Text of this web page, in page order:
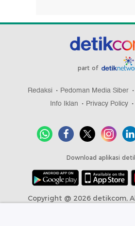
part of
Redaksi Pedoman Media Siber
Info Iklan
Privacy Policy
Download aplikasi
Copyright @ 2026 detikcom,